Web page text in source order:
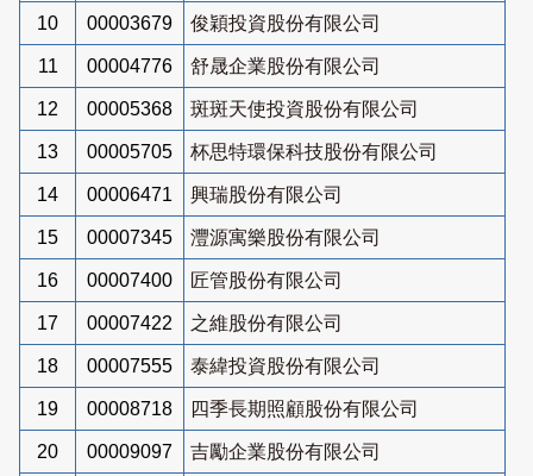
10 00003679 俊穎投資股份有限公司
11 00004776 舒晟企業股份有限公司
12 00005368 斑斑天使投資股份有限公司
13 00005705 杯思特環保科技股份有限公司
14 00006471 興瑞股份有限公司
15 00007345 灃源寓樂股份有限公司
16 00007400 匠管股份有限公司
17 00007422 之維股份有限公司
18 00007555 泰緯投資股份有限公司
19 00008718 四季長期照顧股份有限公司
20 00009097 吉勵企業股份有限公司